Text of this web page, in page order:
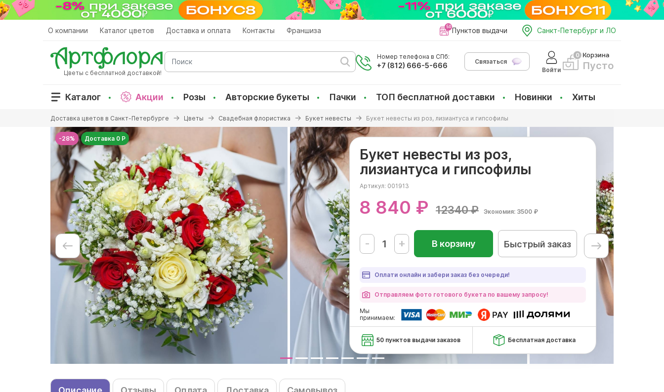
Перейти
к
О компании Каталог цветов Доставка и оплата Контакты Франшиза Пунктов выдачи Санкт-Петербург и ЛО
Цветы с бесплатной доставкой!
Поиск
Номер телефона в СПб:
+7 (812) 666-5-666
Связаться
Войти
Корзина
Пусто
Каталог Акции Розы Авторские букеты Пачки ТОП бесплатной доставки Новинки Хиты
здесь
Доставка цветов в Санкт-Петербурге Цветы Свадебная флористика Букет невесты Букет невесты из роз, лизиантуса и гипсофилы
-28% Доставка 0 Р
Букет невесты из роз,
лизиантуса и гипсофилы
Артикул: 001913
8 840 ₽ 12340 ₽ Экономия: 3500 ₽
- + В корзину Быстрый заказ
Оплати онлайн и забери заказ без очереди!
Отправляем фото готового букета по вашему запросу!
Мы
принимаем:
50 пунктов выдачи заказов Бесплатная доставка